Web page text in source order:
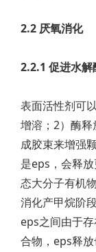
2.2 厌氧消化
2.2.1 促进水解
表面活性剂可
增溶；2）酶
成胶束来增强
是eps，会释
态大分子有机
消化产甲烷阶
eps之间由于
合物，eps释